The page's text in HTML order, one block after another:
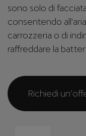
sono solo di
consentendo
carrozzeria o di
raffreddare la
Richiedi